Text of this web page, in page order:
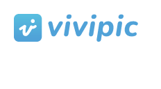
Skip